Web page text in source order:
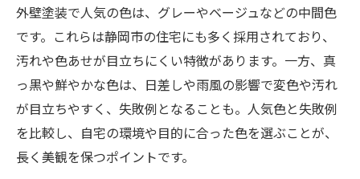
外壁塗装で人気の色は、グレーやベージュなどの中間色
です。これらは静岡市の住宅にも多く採用されており、
汚れや色あせが目立ちにくい特徴があります。一方、真
っ黒や鮮やかな色は、日差しや雨風の影響で変色や汚れ
が目立ちやすく、失敗例となることも。人気色と失敗例
を比較し、自宅の環境や目的に合った色を選ぶことが、
長く美観を保つポイントです。